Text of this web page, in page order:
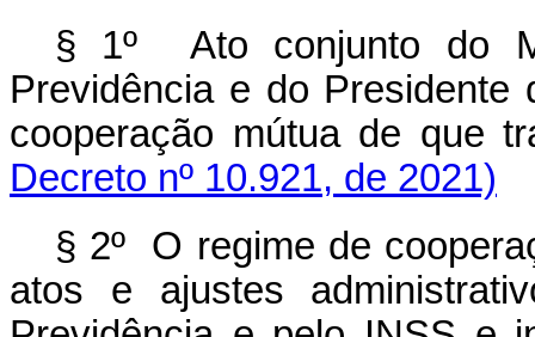
§ 1º Ato conjunto do
Previdência e do
cooperação mútua de que
Decreto nº 10.921, de 2021)
§ 2º O regime de
atos e ajustes